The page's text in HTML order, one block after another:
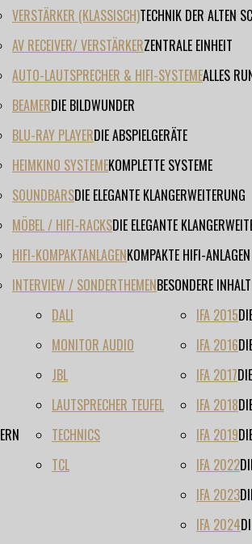
VERSTÄRKER (KLASSISCH)TECHNIK DER ALTEN
AV RECEIVER/ VERSTÄRKERZENTRALE EINHEIT
AUTO-LAUTSPRECHER & HIFI-SYSTEMEALLES
BEAMERDIE BILDWUNDER
BLU-RAY PLAYERDIE ABSPIELGERÄTE
HEIMKINO SYSTEMEKOMPLETTE SYSTEME
SOUNDBARSDIE ELEGANTE KLANGERWEITERUNG
MÖBEL / HIFI-RACKSDIE ELEGANTE
HIFI-KOMPAKTANLAGENKOMPAKTE HIFI-ANLAGEN
INTERVIEW / SONDERTHEMENBESONDERE
DALI
MONITOR AUDIO
JBL
LAUTSPRECHER TEUFEL
TECHNICS
TCL
IFA 2015
IFA 2016
IFA 2017
IFA 2018
IFA 2019
IFA 2022
IFA 2023
IFA 2024